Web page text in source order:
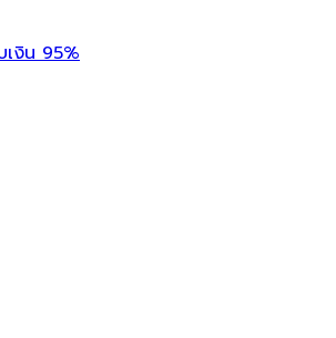
งิน 95%